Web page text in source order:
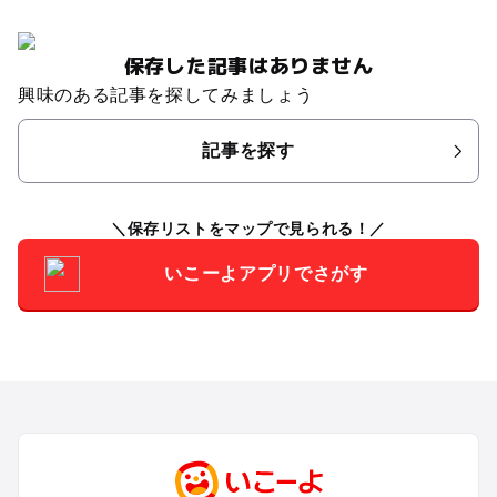
保存した記事はありません
興味のある記事を探してみましょう
記事を探す
保存リストをマップで見られる！
いこーよアプリでさがす